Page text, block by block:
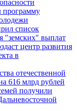
список
"земских" выплат
центр развития
в
отечественной
616 млрд рублей
получили